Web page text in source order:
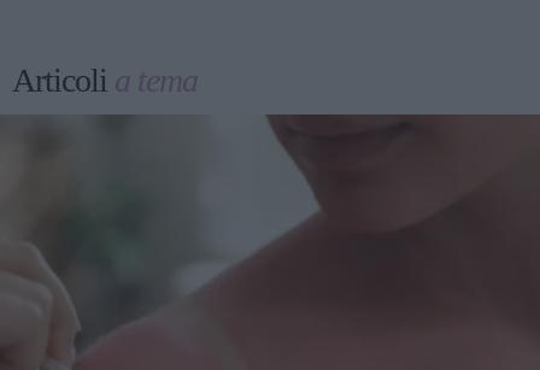
Articoli a tema